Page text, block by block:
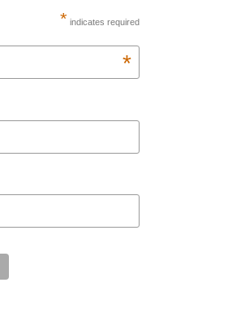
* indicates required
*